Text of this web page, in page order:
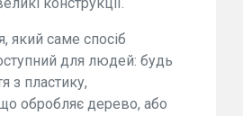
який саме спосіб
для людей: будь
з пластику,
обробляє дерево, або